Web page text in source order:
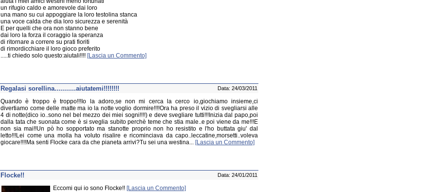
un rifugio caldo e amorevole dai loro
una mano su cui appoggiare la loro testolina stanca
una voce calda che dia loro sicurezza e serenità
E per quelli che ora non stanno bene
dai loro la forza il coraggio la speranza
di ritornare a correre su prati fioriti
di rimordicchiare il loro gioco preferito
.....ti chiedo solo questo:aiutali!!!! [Lascia un Commento]
Regalasi sorellina...........aiutatemi!!!!!!!! Data: 24/03/2011
Quando è troppo è troppo!!!Io la adoro,se non mi cerca la cerco io,giochiamo insieme,ci
divertiamo come delle matte ma io la notte voglio dormire!!!!Ora ha preso il vizio di svegliarsi alle
4 di notte(dico io..sono nel bel mezzo dei miei sogni!!!!) e deve svegliare tutti!!!Inizia dal papo,poi
dalla tata che suonata come è si sveglia subito perchè teme che stia male..e poi viene da me!!!E
non sia mai!!Un pò ho sopportato ma stanotte proprio non ho resistito e l'ho buttata giu' dal
letto!!!Lei come una molla ha voluto risalire e ricominciava da capo..leccatine,morsetti..voleva
giocare!!!!Ma senti Flocke cara da che pianeta arrivi?Tu sei una westina... [Lascia un Commento]
Flocke!! Data: 24/01/2011
Eccomi qui io sono Flocke!! [Lascia un Commento]